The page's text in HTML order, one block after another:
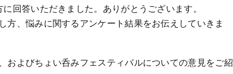
回答いただきました。ありがとうございます。
方、悩みに関するアンケート結果をお伝えしていきま
およびちょい呑みフェスティバルについての意見をご紹